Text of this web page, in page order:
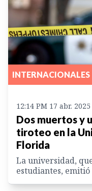
INTERNACIONALES
12:14 PM 17 abr. 2025
Dos muertos y
tiroteo en la
Florida
La universidad,
estudiantes,